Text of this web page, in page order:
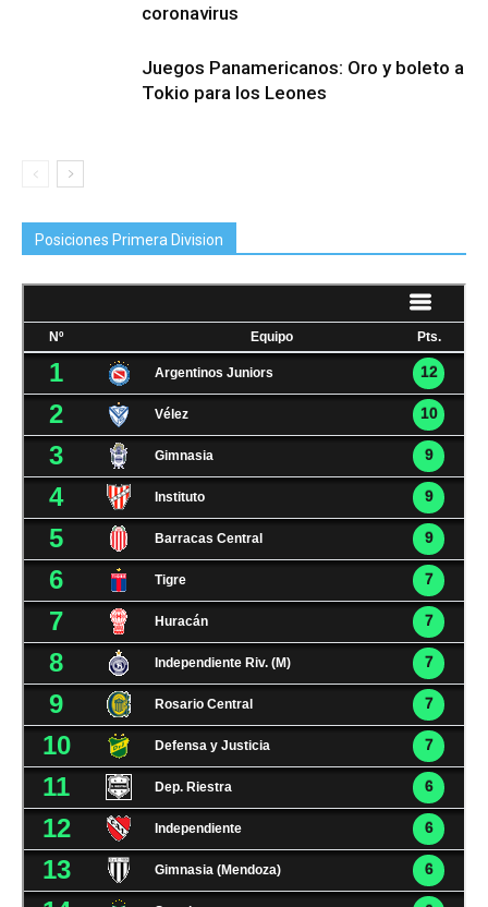
coronavirus
Juegos Panamericanos: Oro y boleto a
Tokio para los Leones
Posiciones Primera Division